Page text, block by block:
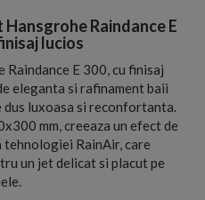
Raindance E
lucios
Raindance E 300, cu finisaj
eleganta si rafinament baii
luxoasa si reconfortanta.
mm, creeaza un efect de
RainAir, care
un jet delicat si placut pe